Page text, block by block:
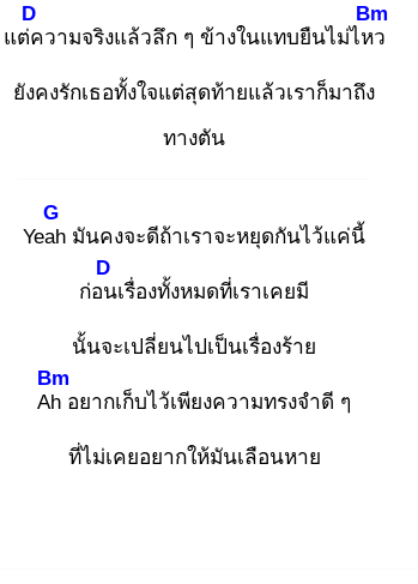
แต่ค
D
วามจริงแล้วลึก ๆ ข้างในแทบยืนไม่ไหว
Bm
ยังคงรักเธอทั้งใจแต่สุดท้ายแล้วเราก็มาถึง
ทางตัน
Yeah
G
มันคงจะดีถ้าเราจะหยุดกันไว้แค่นี้
ก่อน
D
เรื่องทั้งหมดที่เราเคยมี
นั้นจะเปลี่ยนไปเป็นเรื่องร้าย
Ah
Bm
อยากเก็บไว้เพียงความทรงจำดี ๆ
ที่ไม่เคยอยากให้มันเลือนหาย